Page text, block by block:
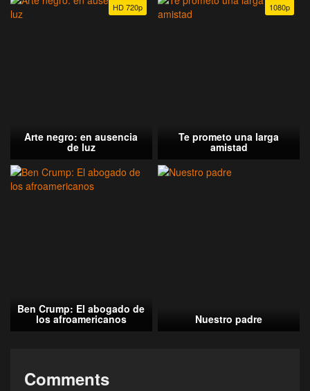
HD 720p
Arte negro: en ausencia
de luz
1080p
Te prometo una larga
amistad
Ben Crump: El abogado de
los afroamericanos Nuestro padre
Comments